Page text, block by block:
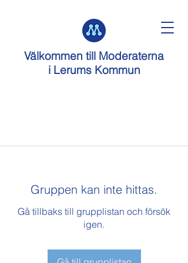
Välkommen till Moderaterna
i Lerums Kommun
Gruppen kan inte hittas.
Gå tillbaks till grupplistan och försök
igen.